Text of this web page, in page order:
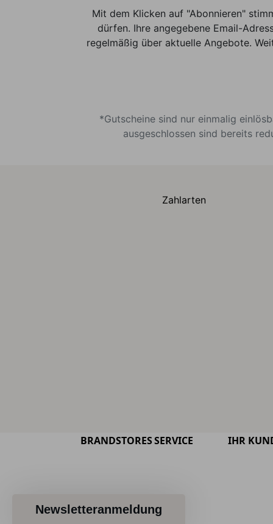
Mit dem Klicken auf "Abonnieren"
dürfen. Ihre angegebene Email-
regelmäßig über aktuelle Angebote.
*Gutscheine sind nur einmalig
ausgeschlossen sind bereits
Zahlarten
BRANDSTORESSERVICE IHR
Newsletteranmeldung